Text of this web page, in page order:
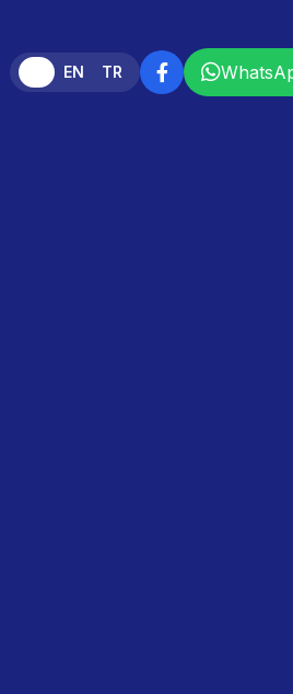
EN TR